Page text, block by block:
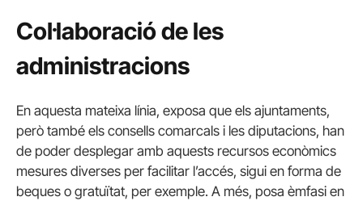
Col·laboració de les
administracions
En aquesta mateixa línia, exposa que els ajuntaments,
però també els consells comarcals i les diputacions, han
de poder desplegar amb aquests recursos econòmics
mesures diverses per facilitar l’accés, sigui en forma de
beques o gratuïtat, per exemple. A més, posa èmfasi en